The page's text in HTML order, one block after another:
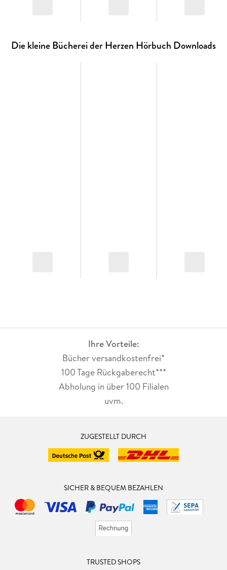
Die kleine Bücherei der Herzen Hörbuch Downloads
Ihre Vorteile:
Bücher versandkostenfrei*
100 Tage Rückgaberecht***
Abholung in über 100 Filialen
uvm.
ZUGESTELLT DURCH
SICHER & BEQUEM BEZAHLEN
TRUSTED SHOPS